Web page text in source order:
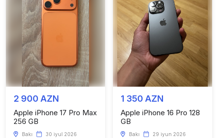
2 900 AZN
Apple iPhone 17 Pro Max
256 GB
Bakı 30 iyul 2026
1 350 AZN
Apple iPhone 16 Pro 128
GB
Bakı 29 iyun 2026